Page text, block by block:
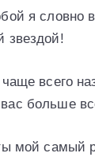
я словно в
звездой!
всего
больше
мой самый